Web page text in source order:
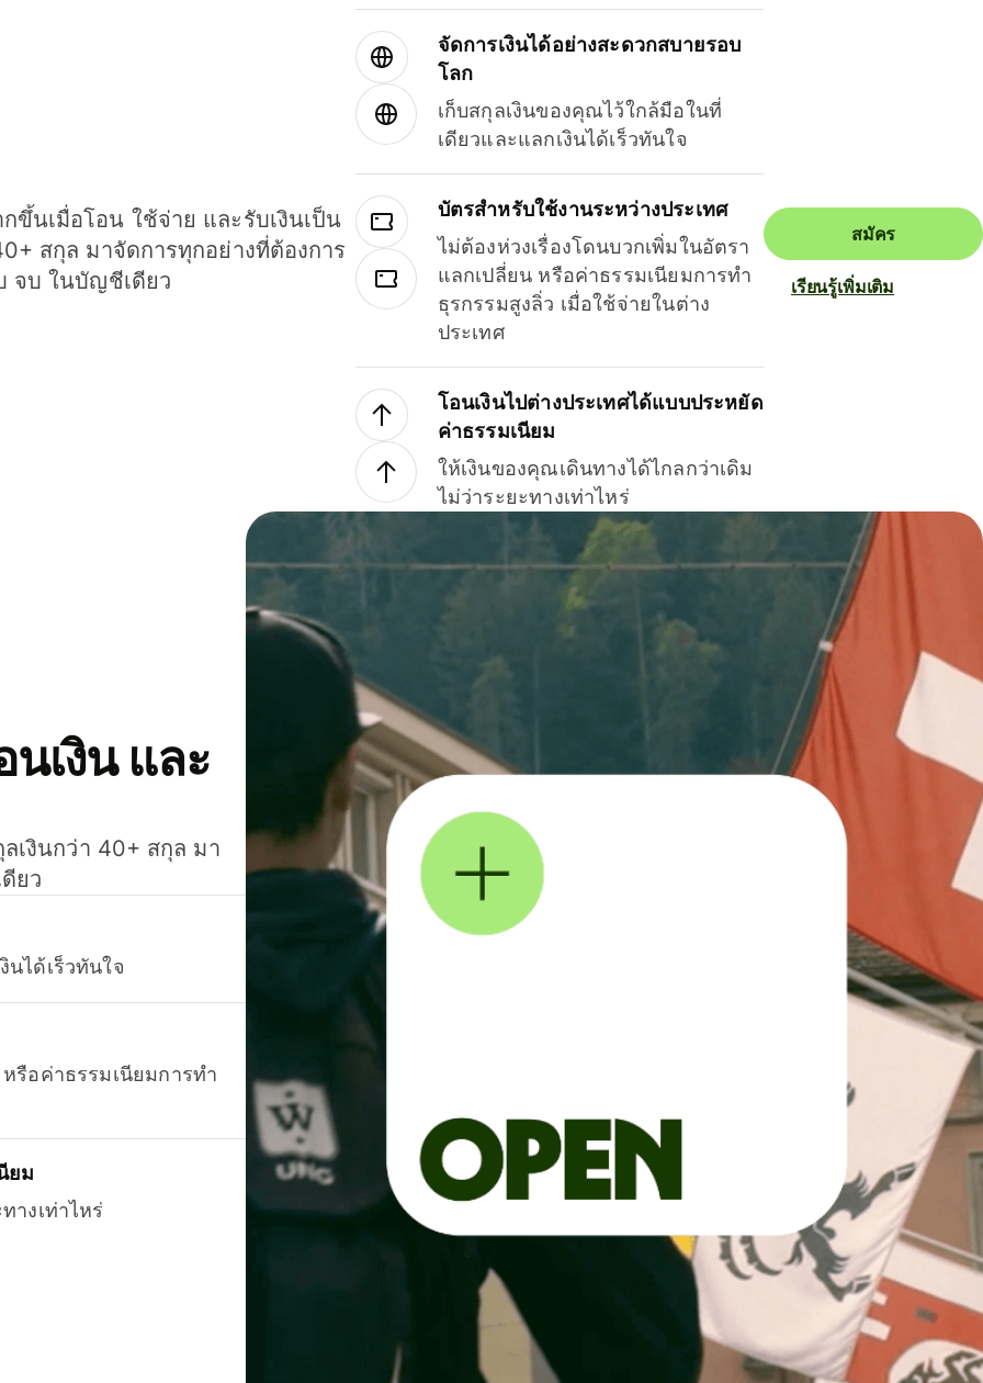
ขึ้นเมื่อโอน ใช้จ่าย และรับเงินเป็น
สกุล มาจัดการทุกอย่างที่ต้องการ
จบ ในบัญชีเดียว
จัดการเงินได้อย่างสะดวกสบายรอบ
โลก
เก็บสกุลเงินของคุณไว้ใกล้มือในที่
เดียวและแลกเงินได้เร็วทันใจ
บัตรสำหรับใช้งานระหว่างประเทศ
ไม่ต้องห่วงเรื่องโดนบวกเพิ่มในอัตรา
แลกเปลี่ยน หรือค่าธรรมเนียมการทำ
ธุรกรรมสูงลิ่ว เมื่อใช้จ่ายในต่าง
ประเทศ
โอนเงินไปต่างประเทศได้แบบประหยัด
ค่าธรรมเนียม
ให้เงินของคุณเดินทางได้ไกลกว่าเดิม
ไม่ว่าระยะทางเท่าไหร่
สมัคร
เรียนรู้เพิ่มเติม
เงิน และ
เงินกว่า 40+ สกุล มา
ยว
นได้เร็วทันใจ
รือค่าธรรมเนียมการทำ
ยม
างเท่าไหร่